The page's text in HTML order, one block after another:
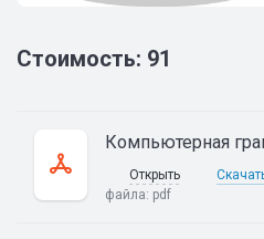
Стоимость: 91
Компьютерная
Открыть
файла: pdf